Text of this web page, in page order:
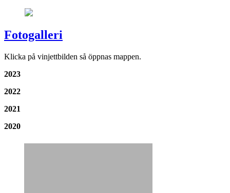
Fotogalleri
Klicka på vinjettbilden så öppnas mappen.
2023
2022
2021
2020